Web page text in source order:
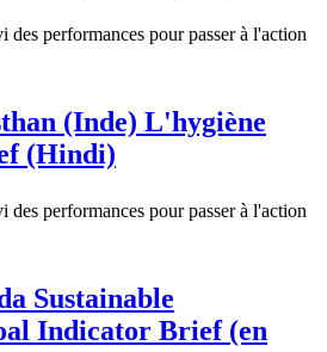
des performances pour passer à l'action
(Inde) L'hygiène
(Hindi)
des performances pour passer à l'action
Sustainable
Indicator Brief (en